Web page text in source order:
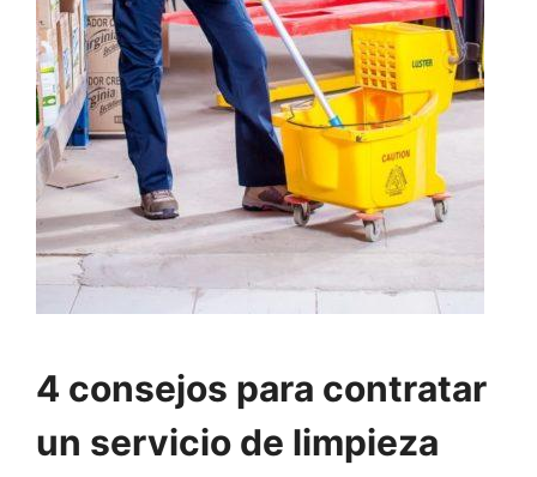
4 consejos para contratar
un servicio de limpieza